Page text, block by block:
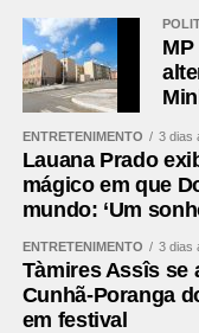
ENTRETENIMENTO 3 dias
Lauana Prado
mágico em que
mundo: ‘Um
ENTRETENIMENTO 3 dias
Tàmires Assîs se
Cunhã-Poranga
em festival